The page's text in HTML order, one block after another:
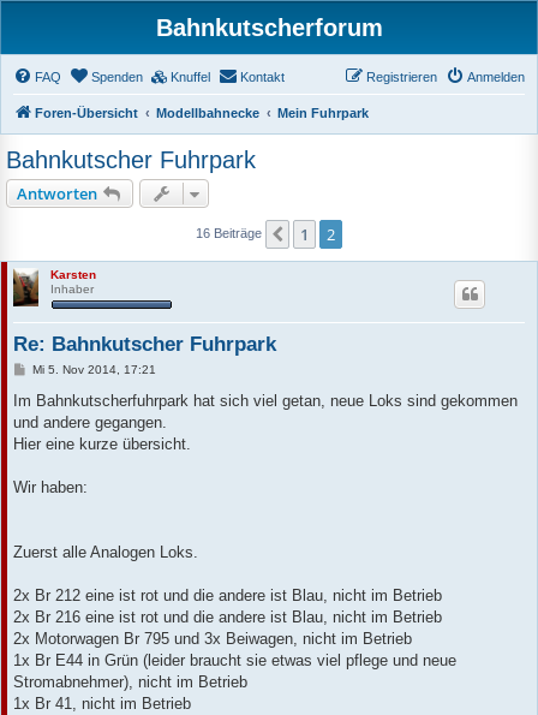
Bahnkutscherforum
FAQ Spenden Knuffel Kontakt Anmelden
Registrieren
Foren-Übersicht Modellbahnecke Mein Fuhrpark
Bahnkutscher Fuhrpark
Antworten
16 Beiträge Vorherige
1 2
Karsten
Inhaber
Re: Bahnkutscher Fuhrpark
B
i
r
a
Mi 5. Nov 2014, 17:21
Im Bahnkutscherfuhrpark hat sich viel getan, neue Loks sind gekommen
und andere gegangen.
Hier eine kurze übersicht.
Wir haben:
Zuerst alle Analogen Loks.
2x Br 212 eine ist rot und die andere ist Blau, nicht im Betrieb
2x Br 216 eine ist rot und die andere ist Blau, nicht im Betrieb
2x Motorwagen Br 795 und 3x Beiwagen, nicht im Betrieb
1x Br E44 in Grün (leider braucht sie etwas viel pflege und neue
Stromabnehmer), nicht im Betrieb
1x Br 41, nicht im Betrieb